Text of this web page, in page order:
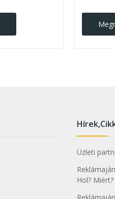
Üzleti
Hol? Miért?